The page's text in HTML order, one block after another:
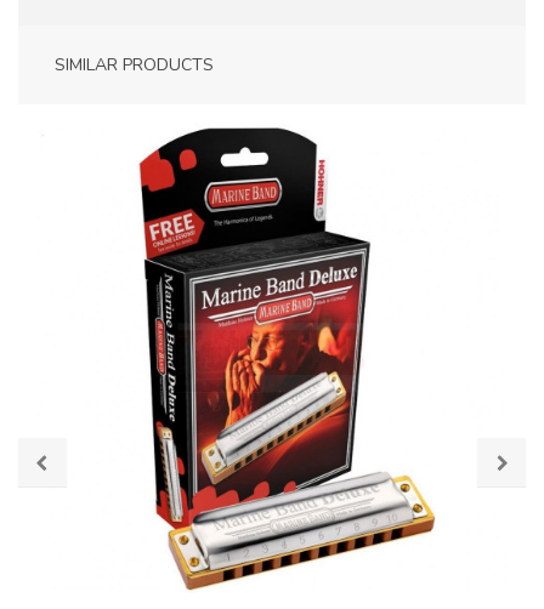
SIMILAR PRODUCTS